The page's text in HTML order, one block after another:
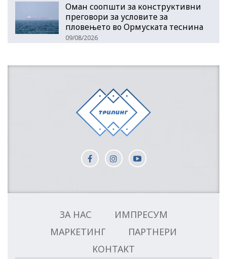
Оман соопшти за конструктивни
преговори за условите за
пловењето во Ормуската теснина
09/08/2026
ЗА НАС
ИМПРЕСУМ
МАРКЕТИНГ
ПАРТНЕРИ
КОНТАКТ